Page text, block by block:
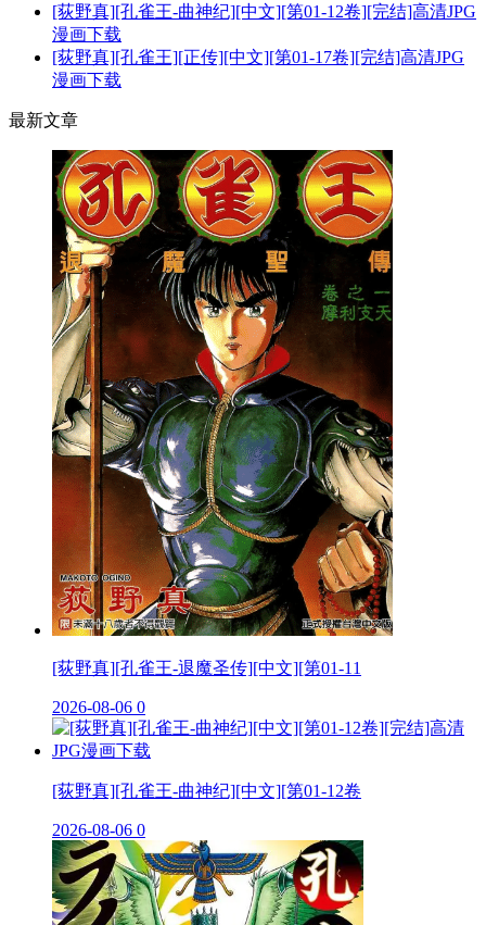
[荻野真][孔雀王-曲神纪][中文][第01-12卷][完结]高清JPG
漫画下载
[荻野真][孔雀王][正传][中文][第01-17卷][完结]高清JPG
漫画下载
最新文章
[荻野真][孔雀王-退魔圣传][中文][第01-11
2026-08-06 0
[荻野真][孔雀王-曲神纪][中文][第01-12卷
2026-08-06 0